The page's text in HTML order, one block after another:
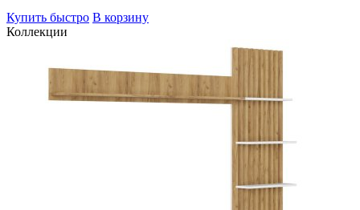
Купить быстро В корзину
Коллекции